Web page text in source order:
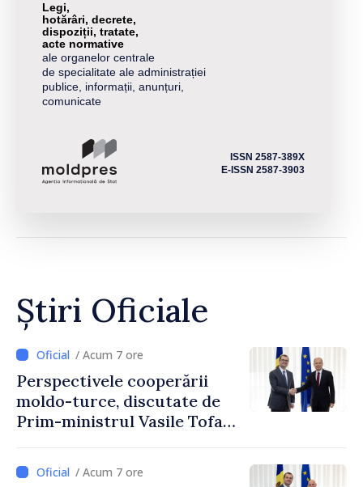
Legi,
hotărâri, decrete,
dispoziții, tratate,
acte normative
ale organelor centrale
de specialitate ale administrației
publice, informații, anunțuri,
comunicate
ISSN 2587-389X
E-ISSN 2587-3903
Știri Oficiale
/ Acum 7 ore
Perspectivele cooperării
moldo-turce, discutate de
Prim-ministrul Vasile Tofan
Uygar Mustafa Sertel
/ Acum 7 ore